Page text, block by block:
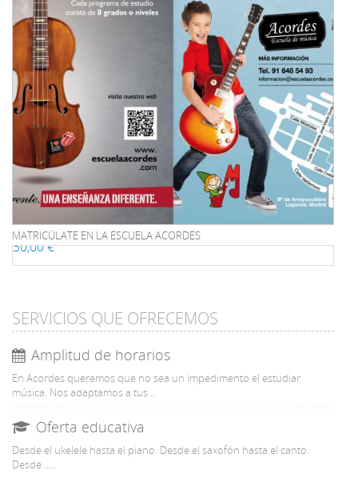
MATRICÚLATE EN LA ESCUELA ACORDES
30,00 €
SERVICIOS QUE OFRECEMOS
Amplitud de horarios
En Acordes queremos que no sea un impedimento el estudiar
música. Nos adaptamos a tus...
Oferta educativa
Desde el ukelele hasta el piano. Desde el saxofón hasta el canto.
Desde .....